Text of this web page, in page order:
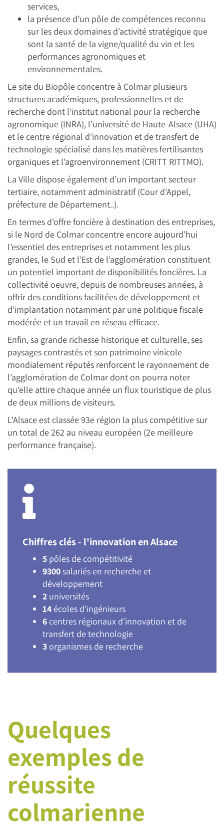
services,
la présence d’un pôle de compétences reconnu
sur les deux domaines d’activité stratégique que
sont la santé de la vigne/qualité du vin et les
performances agronomiques et
environnementales.
Le site du Biopôle concentre à Colmar plusieurs
structures académiques, professionnelles et de
recherche dont l’institut national pour la recherche
agronomique (INRA), l’université de Haute-Alsace (UHA)
et le centre régional d’innovation et de transfert de
technologie spécialisé dans les matières fertilisantes
organiques et l’agroenvironnement (CRITT RITTMO).
La Ville dispose également d’un important secteur
tertiaire, notamment administratif (Cour d’Appel,
préfecture de Département..).
En termes d’offre foncière à destination des entreprises,
si le Nord de Colmar concentre encore aujourd’hui
l’essentiel des entreprises et notamment les plus
grandes, le Sud et l’Est de l’agglomération constituent
un potentiel important de disponibilités foncières. La
collectivité oeuvre, depuis de nombreuses années, à
offrir des conditions facilitées de développement et
d’implantation notamment par une politique fiscale
modérée et un travail en réseau efficace.
Enfin, sa grande richesse historique et culturelle, ses
paysages contrastés et son patrimoine vinicole
mondialement réputés renforcent le rayonnement de
l’agglomération de Colmar dont on pourra noter
qu’elle attire chaque année un flux touristique de plus
de deux millions de visiteurs.
L'Alsace est classée 93e région la plus compétitive sur
un total de 262 au niveau européen (2e meilleure
performance française).
Chiffres clés - l'innovation en Alsace
5 pôles de compétitivité
9300 salariés en recherche et
développement
2 universités
14 écoles d'ingénieurs
6 centres régionaux d'innovation et de
transfert de technologie
3 organismes de recherche
Quelques
exemples de
réussite
colmarienne